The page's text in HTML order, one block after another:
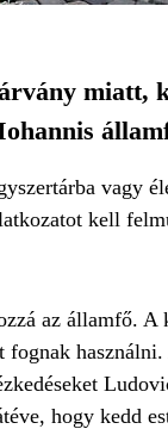
miatt,
vagy
kell
az államfő. A
hogy kedd